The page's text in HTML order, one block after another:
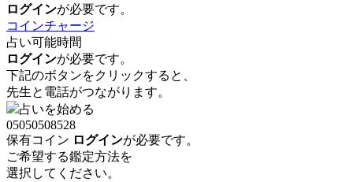
ログインが必要です。
コインチャージ
占い可能時間
ログインが必要です。
下記のボタンをクリックすると、
先生と電話がつながります。
占いを始める
05050508528
保有コイン ログインが必要です。
ご希望する鑑定方法を
選択してください。